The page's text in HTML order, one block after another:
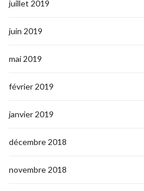
juillet 2019
juin 2019
mai 2019
février 2019
janvier 2019
décembre 2018
novembre 2018